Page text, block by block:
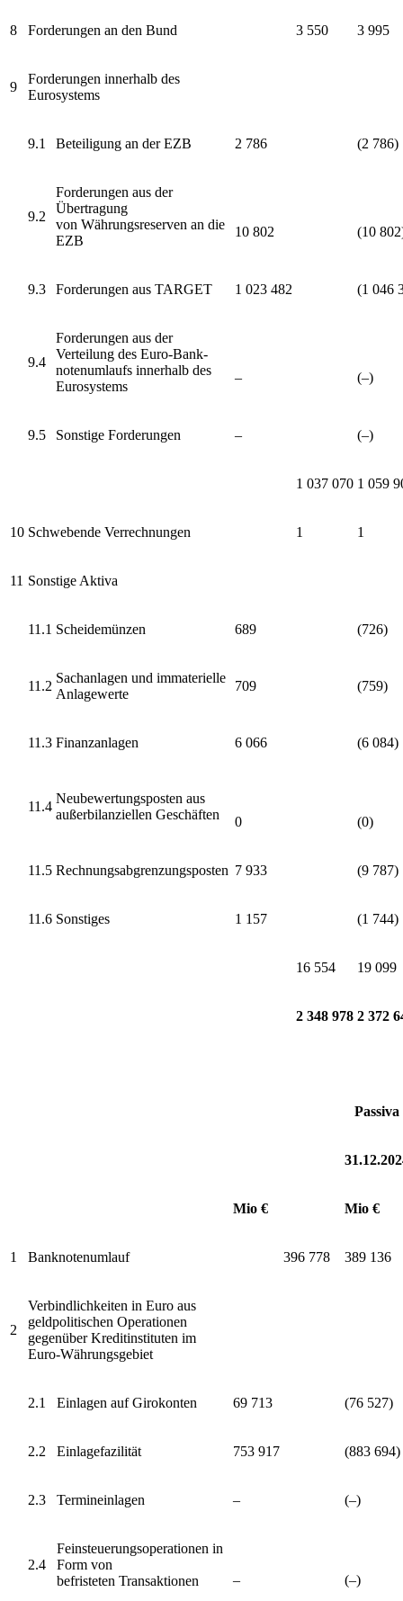
8 Forderungen an den Bund 3 550 3 995
9
Forderungen innerhalb des
Eurosystems
9.1 Beteiligung an derEZB 2 786 (2 786)
9.2
Forderungen aus der
Übertragung
von Währungsreserven an die
EZB
10 802 (10
9.3 Forderungen aus TARGET 1 023 482 (1 046
9.4
Forderungen aus der
Verteilung des Euro-Bank­
notenumlaufs innerhalb des
Eurosystems
– (–)
9.5 Sonstige Forderungen – (–)
1 037 070 1 059
10 Schwebende Verrechnungen 1 1
11 Sonstige Aktiva
11.1 Scheidemünzen 689 (726)
11.2
Sachanlagen und immaterielle
Anlagewerte
709 (759)
11.3 Finanzanlagen 6 066 (6 084)
11.4
Neubewertungsposten aus
außerbilanziellen Geschäften
0 (0)
11.5 Rechnungsabgrenzungsposten 7 933 (9 787)
11.6 Sonstiges 1 157 (1 744)
16 554 19 099
2 348 978 2 372
Passiva
Mio € Mio €
1 Banknotenumlauf 396 778 389 136
2
Verbindlichkeiten in Euro aus
geldpolitischen Operationen
gegenüber Kreditinstituten im
Euro-Währungsgebiet
2.1 Einlagen auf Girokonten 69 713 (76 527)
2.2 Einlagefazilität 753 917 (883 694)
2.3 Termineinlagen – (–)
2.4
Feinsteuerungsoperationen in
Form von
befristeten Transaktionen
– (–)